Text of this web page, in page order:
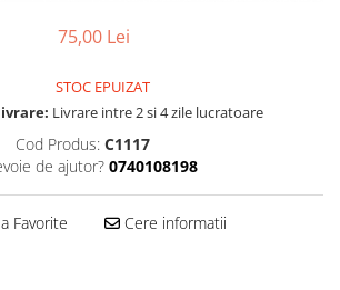
75,00 Lei
STOC EPUIZAT
Livrare intre 2 si 4 zile lucratoare
Cod Produs: C1117
de ajutor? 0740108198
Favorite Cere informatii